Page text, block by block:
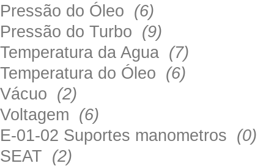
Pressão do Óleo (6)
Pressão do Turbo (9)
Temperatura da Agua (7)
Temperatura do Óleo (6)
Vácuo (2)
Voltagem (6)
E-01-02 Suportes manometros (0)
SEAT (2)